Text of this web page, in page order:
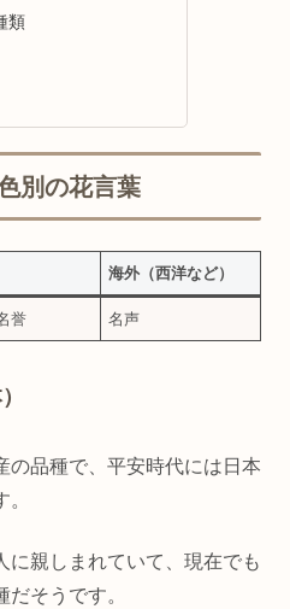
類
別の花言葉
海外（西洋など）
誉 名声
の品種で、平安時代には日本
に親しまれていて、現在でも
そうです。